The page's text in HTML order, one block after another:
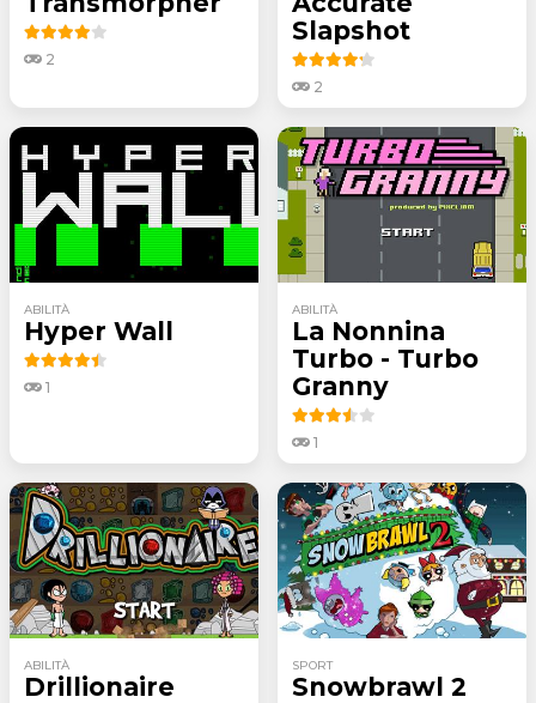
2
Slapshot
2
ABILITÀ
Hyper Wall
1
ABILITÀ
La Nonnina
Turbo - Turbo
Granny
1
ABILITÀ
Drillionaire
SPORT
Snowbrawl 2